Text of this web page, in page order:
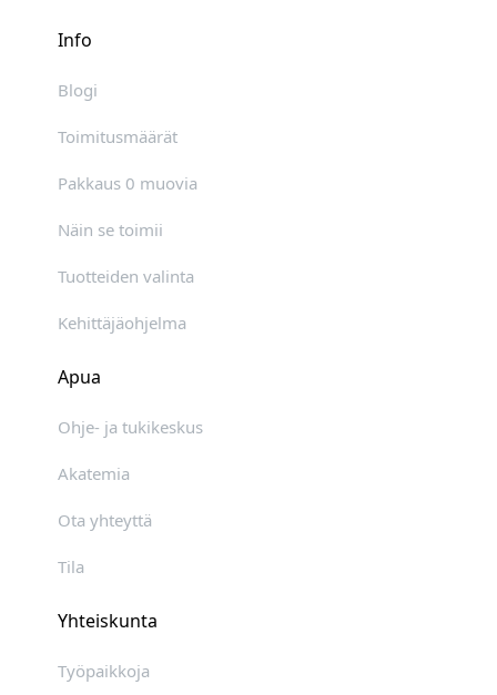
Info
Blogi
Toimitusmäärät
Pakkaus 0 muovia
Näin se toimii
Tuotteiden valinta
Kehittäjäohjelma
Apua
Ohje- ja tukikeskus
Akatemia
Ota yhteyttä
Tila
Yhteiskunta
Työpaikkoja